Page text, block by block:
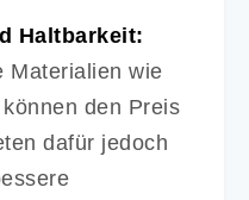
Haltbarkeit:
Materialien wie
den Preis
dafür jedoch